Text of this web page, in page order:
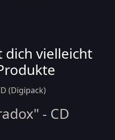
dich vielleicht
- CD